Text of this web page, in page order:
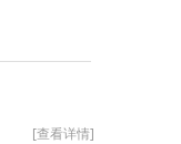
[查看详情]